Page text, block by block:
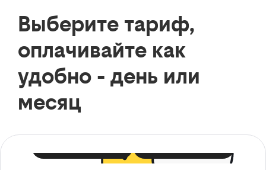
Выберите тариф,
оплачивайте как
удобно - день или
месяц